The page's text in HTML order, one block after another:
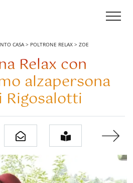
CASA> POLTRONE RELAX > ZOE
Relax con
alzapersona
Rigosalotti